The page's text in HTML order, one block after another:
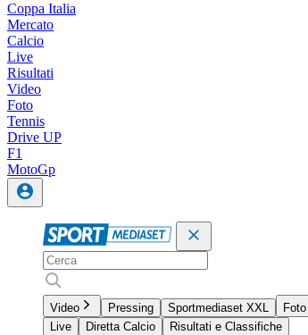
Coppa Italia
Mercato
Calcio
Live
Risultati
Video
Foto
Tennis
Drive UP
F1
MotoGp
Video Pressing Sportmediaset XXL
Foto
Live
Diretta Calcio
Risultati e Classifiche